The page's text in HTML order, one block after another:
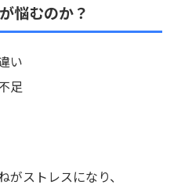
悩むのか？
い
足
がストレスになり、